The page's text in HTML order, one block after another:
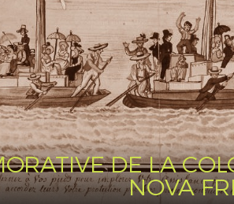
de
...
DE LA
NOVA